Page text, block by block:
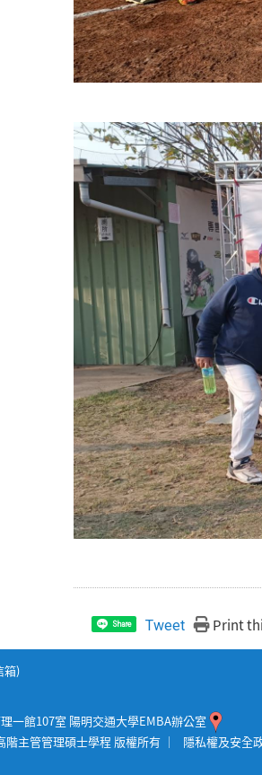
Share Tweet Print
箱)
一館107室 陽明交通大學EMBA辦公室
主管管理碩士學程 版權所有 ｜ 隱私權及安全